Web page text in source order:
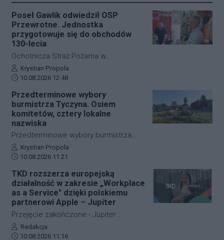
Poseł Gawlik odwiedził OSP
Przewrotne. Jednostka
przygotowuje się do obchodów
130-lecia
Ochotnicza Straż Pożarna w
Przewrotnem przygotowuje się do
obchodów 130-lecia działalności. Z tej
Sejm RP Zdzisław Gawlik. Ze
strażakami rozmawiał o bieżącej
działalności OSP, jej potrzebach oraz
planach na najbliższe miesiące.
Autor artykułu:
Krystian Propola
Data dodania artykułu:
10.08.2026 12:48
Przedterminowe wybory
burmistrza Tyczyna. Osiem
komitetów, cztery lokalne
nazwiska
Przedterminowe wybory burmistrza
Tyczyna odbędą się 13 września. Do
Komisarza Wyborczego w Rzeszowie
ośmiu komitetów, które zamierzają
uczestniczyć w wyborach. Cztery z
nich to komitety partii politycznych,
kolejne cztery powstały wokół
lokalnych samorządowców i osób
związanych z gminą. Termin
Autor artykułu:
Krystian Propola
Data dodania artykułu:
10.08.2026 11:21
TKD rozszerza europejską
działalność w zakresie „Workplace
as a Service" dzięki polskiemu
partnerowi Apple – Jupiter
Przejęcie zakończone - Jupiter
kontynuuje działalność z
dotychczasowym zarządem,
Autor artykułu:
Redakcja
Data dodania artykułu:
10.08.2026 11:16